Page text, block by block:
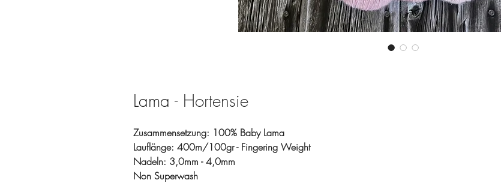
Lama - Hortensie
Zusammensetzung: 100% Baby Lama
Lauflänge: 400m/100gr - Fingering Weight
Nadeln: 3,0mm - 4,0mm
Non Superwash